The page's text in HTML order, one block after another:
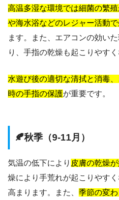
高温多湿な環境では細菌の繁
や海水浴などのレジャー活動
ます。また、エアコンの効い
り、手指の乾燥も起こりやすく
水遊び後の適切な清拭と消毒
時の手指の保護が重要です。
🍂秋季（9-11月）
気温の低下により 皮膚の乾燥
燥により手荒れが起こりやす
高まります。また、 季節の変わ